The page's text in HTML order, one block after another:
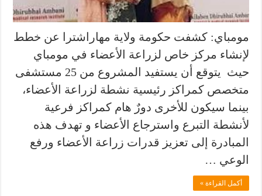
مومباي: كشفت حكومة ولاية مهاراشترا عن خطط
لإنشاء مركز خاص لزراعة الأعضاء في مومباي
حيث يتوقع أن يستفيد المشروع من 25 مستشفى
متخصص كمراكز رئيسية نشطة لزراعة الأعضاء،
بينما سيكون للأخرى دورٌ هام كمراكز فرعية
لأنشطة التبرع واسترجاع الأعضاء و تهدف هذه
المبادرة إلى تعزيز قدرات زراعة الأعضاء ورفع
الوعي …
أكمل القراءة »